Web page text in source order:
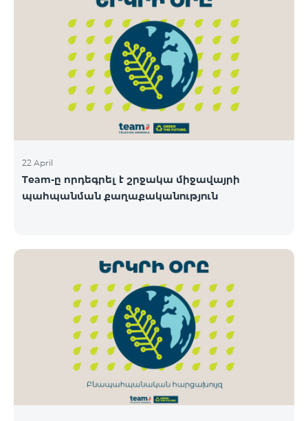
22 April
Team-ը որդեգրել է շրջակա միջավայրի
պահպանման քաղաքականություն